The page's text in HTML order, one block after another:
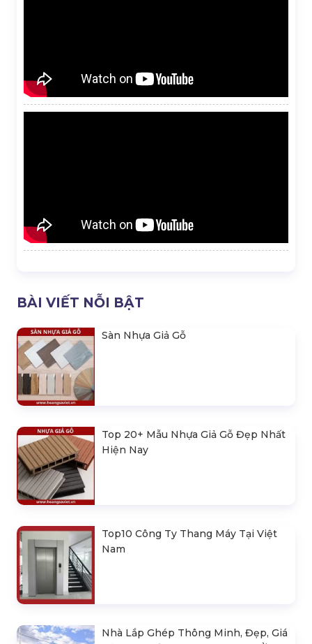
BÀI VIẾT NỖI BẬT
Sàn Nhựa Giả Gỗ
Top 20+ Mẫu Nhựa Giả Gỗ Đẹp Nhất
Hiện Nay
Top10 Công Ty Thang Máy Tại Việt
Nam
Nhà Lắp Ghép Thông Minh, Đẹp, Giá